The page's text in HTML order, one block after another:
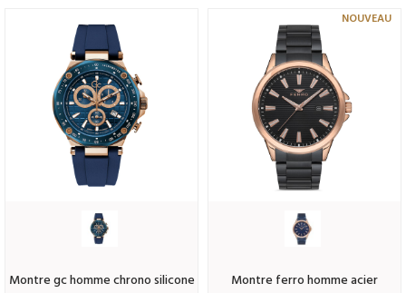
montre gc homme chrono silicone
montre ferro homme acier
NOUVEAU